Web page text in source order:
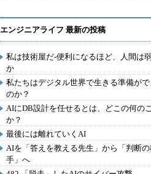
エンジニアライフ 最新の投稿
私は技術屋だ-便利になるほど、人間は
か
私たちはデジタル世界で生きる準備が
のか？
AIにDB設計を任せるとは、どこの何の
か？
最後には離れていくAI
AIを「答えを教える先生」から「判断
手」へ